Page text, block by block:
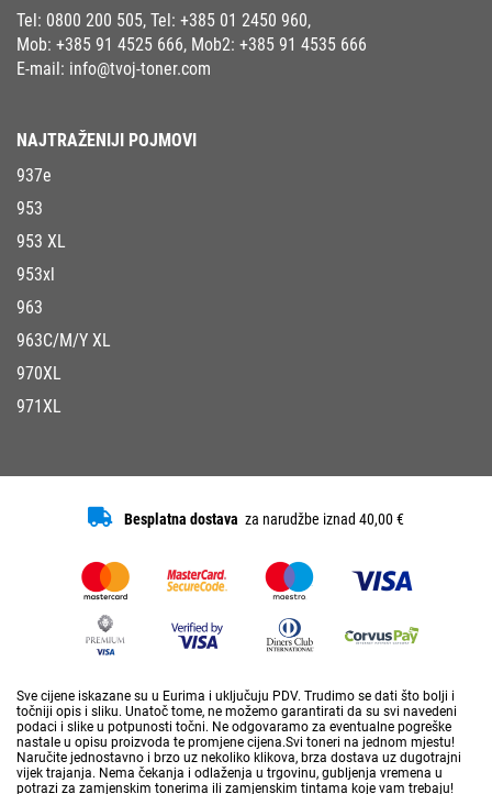
Tel: 0800 200 505, Tel: +385 01 2450 960,
Mob: +385 91 4525 666, Mob2: +385 91 4535 666
E-mail: info@tvoj-toner.com
NAJTRAŽENIJI POJMOVI
937e
953
953 XL
953xl
963
963C/M/Y XL
970XL
971XL
Besplatna dostava za narudžbe iznad 40,00 €
Sve cijene iskazane su u Eurima i uključuju PDV. Trudimo se dati što bolji i
točniji opis i sliku. Unatoč tome, ne možemo garantirati da su svi navedeni
podaci i slike u potpunosti točni. Ne odgovaramo za eventualne pogreške
nastale u opisu proizvoda te promjene cijena.Svi toneri na jednom mjestu!
Naručite jednostavno i brzo uz nekoliko klikova, brza dostava uz dugotrajni
vijek trajanja. Nema čekanja i odlaženja u trgovinu, gubljenja vremena u
potrazi za zamjenskim tonerima ili zamjenskim tintama koje vam trebaju!